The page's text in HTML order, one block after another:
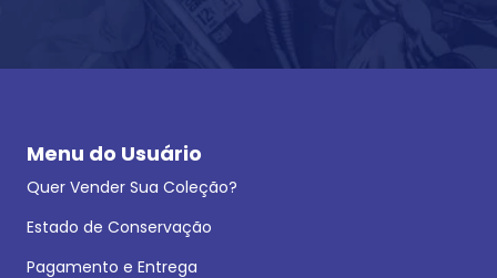
Menu do Usuário
Quer Vender Sua Coleção?
Estado de Conservação
Pagamento e Entrega